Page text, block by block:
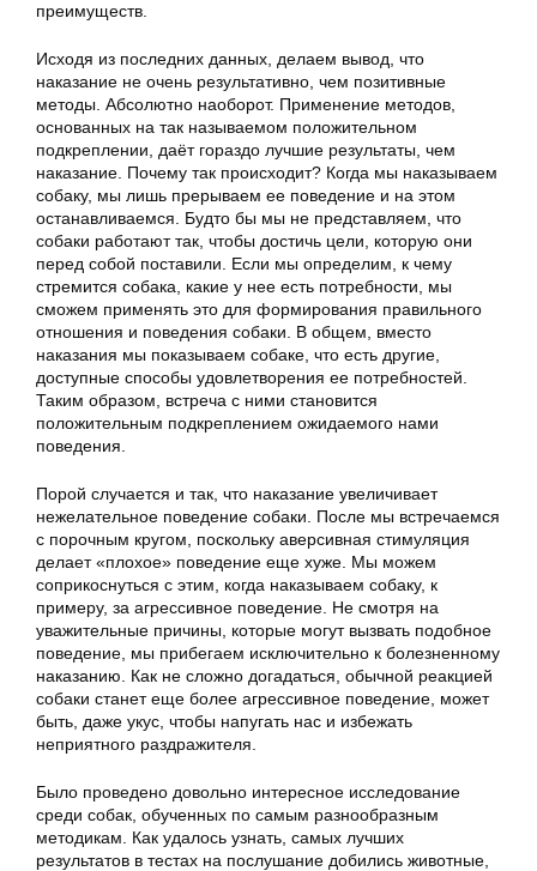
преимуществ.
Исходя из последних данных, делаем вывод, что
наказание не очень результативно, чем позитивные
методы. Абсолютно наоборот. Применение методов,
основанных на так называемом положительном
подкреплении, даёт гораздо лучшие результаты, чем
наказание. Почему так происходит? Когда мы наказываем
собаку, мы лишь прерываем ее поведение и на этом
останавливаемся. Будто бы мы не представляем, что
собаки работают так, чтобы достичь цели, которую они
перед собой поставили. Если мы определим, к чему
стремится собака, какие у нее есть потребности, мы
сможем применять это для формирования правильного
отношения и поведения собаки. В общем, вместо
наказания мы показываем собаке, что есть другие,
доступные способы удовлетворения ее потребностей.
Таким образом, встреча с ними становится
положительным подкреплением ожидаемого нами
поведения.
Порой случается и так, что наказание увеличивает
нежелательное поведение собаки. После мы встречаемся
с порочным кругом, поскольку аверсивная стимуляция
делает «плохое» поведение еще хуже. Мы можем
соприкоснуться с этим, когда наказываем собаку, к
примеру, за агрессивное поведение. Не смотря на
уважительные причины, которые могут вызвать подобное
поведение, мы прибегаем исключительно к болезненному
наказанию. Как не сложно догадаться, обычной реакцией
собаки станет еще более агрессивное поведение, может
быть, даже укус, чтобы напугать нас и избежать
неприятного раздражителя.
Было проведено довольно интересное исследование
среди собак, обученных по самым разнообразным
методикам. Как удалось узнать, самых лучших
результатов в тестах на послушание добились животные,